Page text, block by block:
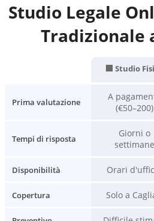
Studio Legale
Tradizionale
🏢 Studio
Prima valutazione
A
(€50–200)
Tempi di risposta
Giorni o
settimane
Disponibilità Orari
Copertura Solo a